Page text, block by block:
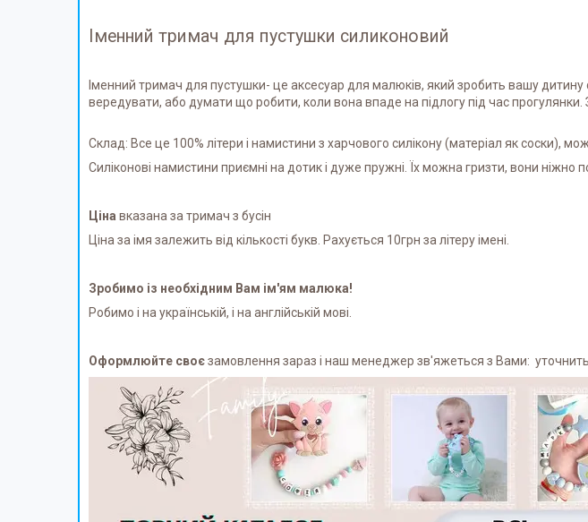
Іменний тримач для пустушки силиконовий
Іменний тримач для пустушки- це аксесуар для малюків, який зробить вашу
вередувати, або думати що робити, коли вона впаде на підлогу під час
Склад: Все це 100% літери і намистини з харчового силікону (матеріал як соски),
Силіконові намистини приємні на дотик і дуже пружні. Їх можна гризти, вони ніжно
Ціна вказана за тримач з бусін
Ціна за імя залежить від кількості букв. Рахується 10грн за літеру імені.
Зробимо із необхідним Вам ім'ям малюка!
Робимо і на українській, і на англійській мові.
Оформлюйте своєзамовлення зараз і наш менеджер зв'яжеться з Вами: уточнить